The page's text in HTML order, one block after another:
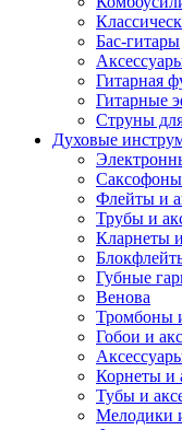
Бас-гитары
Гитарная
Гитарные
Струны
Духовые
Саксофоны
Флейты и
Трубы и
Кларнеты
Губные
Венова
Тромбоны
Гобои и
Корнеты и
Тубы и
Мелодики